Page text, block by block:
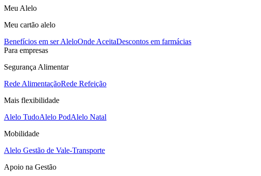
Meu Alelo
Meu cartão alelo
Benefícios em ser AleloOnde AceitaDescontos em farmácias
Para empresas
Segurança Alimentar
Rede AlimentaçãoRede Refeição
Mais flexibilidade
Alelo TudoAlelo PodAlelo Natal
Mobilidade
Alelo Gestão de Vale-Transporte
Apoio na Gestão